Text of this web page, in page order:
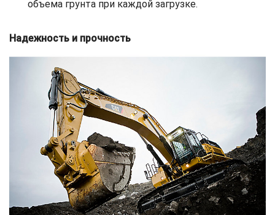
объема грунта при каждой загрузке.
Надежность и прочность